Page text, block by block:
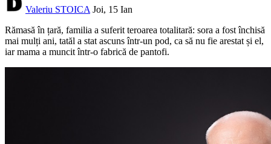
Valeriu STOICA Joi, 15 Ian
Rămasă în țară, familia a suferit teroarea totalitară: sora a fost închisă
mai mulți ani, tatăl a stat ascuns într-un pod, ca să nu fie arestat și el,
iar mama a muncit într-o fabrică de pantofi.